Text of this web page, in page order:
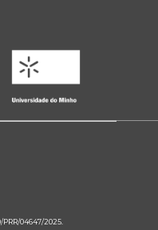
04647/2025.